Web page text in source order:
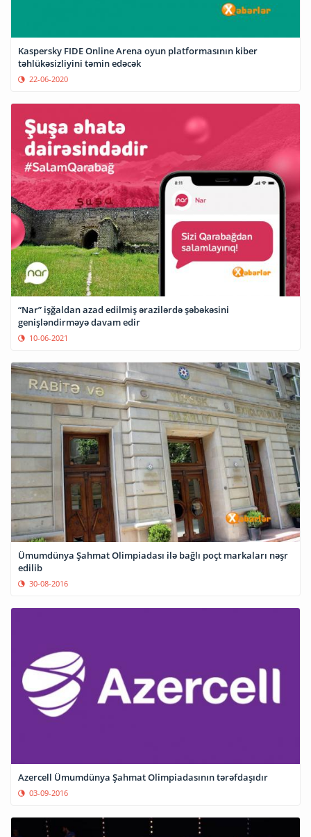
Kaspersky FIDE Online Arena oyun platformasının kiber
təhlükəsizliyini təmin edəcək
22-06-2020
“Nar” işğaldan azad edilmiş ərazilərdə şəbəkəsini
genişləndirməyə davam edir
10-06-2021
Ümumdünya Şahmat Olimpiadası ilə bağlı poçt markaları nəşr
edilib
30-08-2016
Azercell Ümumdünya Şahmat Olimpiadasının tərəfdaşıdır
03-09-2016